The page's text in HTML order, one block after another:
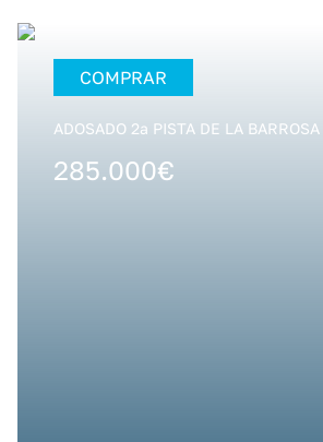
COMPRAR
ADOSADO 2ª PISTA DE LA BARROSA
285.000€